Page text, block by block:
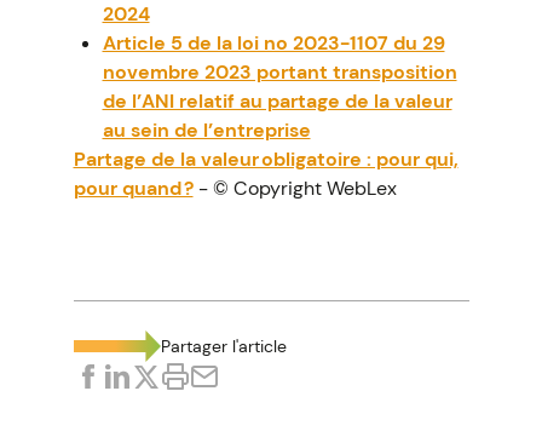
2024
Article 5 de la loi no 2023-1107 du 29
novembre 2023 portant transposition
de l’ANI relatif au partage de la valeur
au sein de l’entreprise
Partage de la valeur obligatoire : pour qui,
pour quand ?- © Copyright WebLex
Partager l'article